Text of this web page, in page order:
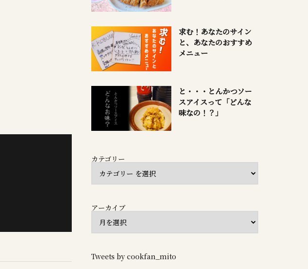
求む！あなたのサイン
と、あなたのおすすめ
メニュー
と・・・とんかつソー
スアイスって「どんな
味なの！？」
カテゴリー
アーカイブ
Tweets by cookfan_mito